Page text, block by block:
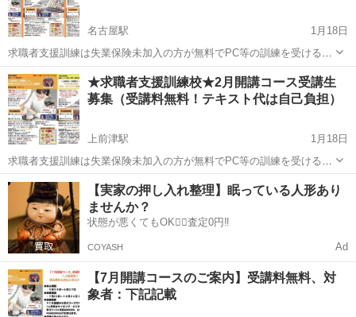
名古屋駅
1月18日
求職者支援訓練は失業保険未加入の方が無料でPC等の訓練を受ける事
の出来る制度です。 当校は求職者支援訓練校を実施しています。 現
在、仕事を探している方、失業中の方は是非、ご活用下さい。 2月開
講コースの受講生募集が...
愛知 名古屋市 名古屋駅 Windows総合 求職者支援訓練
★求職者支援訓練校★2月開講コース受講生
募集（受講料無料！テキスト代は自己負担）
上前津駅
1月18日
求職者支援訓練は失業保険未加入の方が無料でPC等の訓練を受ける事
の出来る制度です。 当校は求職者支援訓練校を実施しています。 現
在、仕事を探している方、失業中の方は是非、ご活用下さい。 2月開
講コースの受講生募集が...
愛知 名古屋市 上前津駅 Windows総合 求職者支援訓練
【実家の押し入れ整理】眠っている人形あり
ませんか？
状態が悪くてもOK🙆‍♀️査定0円‼️
COYASH Ad
【7月開講コースのご案内】受講料無料、対
象者：下記記載